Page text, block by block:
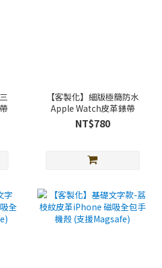
【客製化】細版極簡防水
Apple Watch皮革錶帶
NT$780